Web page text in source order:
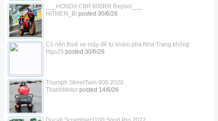
___HONDA CBR 600RR Repsol___
HITMEN_Bi posted 30/6/26
Có nên thuê xe máy để tự khám phá Nha Trang không
Hgo25 posted 30/6/26
Triumph StreetTwin 900 2020
ThanhMotorposted 14/6/26